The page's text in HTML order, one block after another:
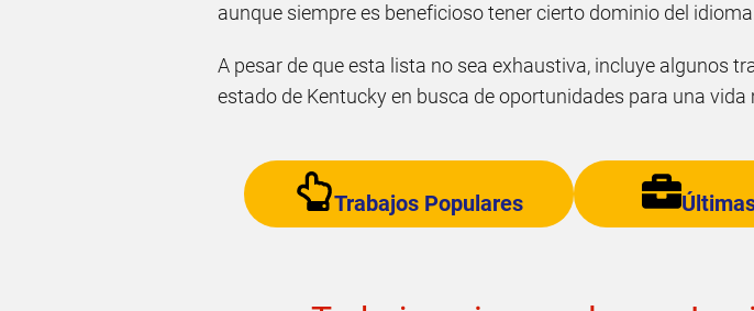
aunque siempre es beneficioso tener cierto dominio del
A pesar de que esta lista no sea exhaustiva, incluye algunos
estado de Kentucky en busca de oportunidades para una vida
Trabajos Populares